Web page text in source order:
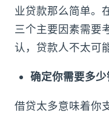
业贷款那么简单。
三个主要因素需要
认，贷款人不太可
确定你需要多少
借贷太多意味着你